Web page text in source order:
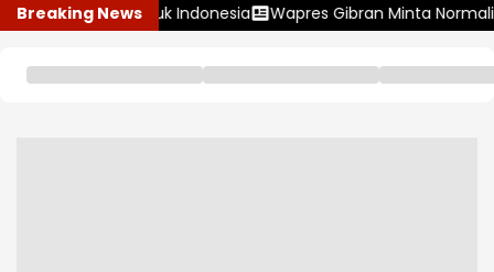
Breaking News
Minta Normalisasi Sungai Dipercepat di Tengah